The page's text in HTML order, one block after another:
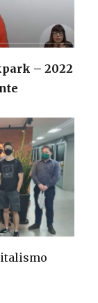
– 2022